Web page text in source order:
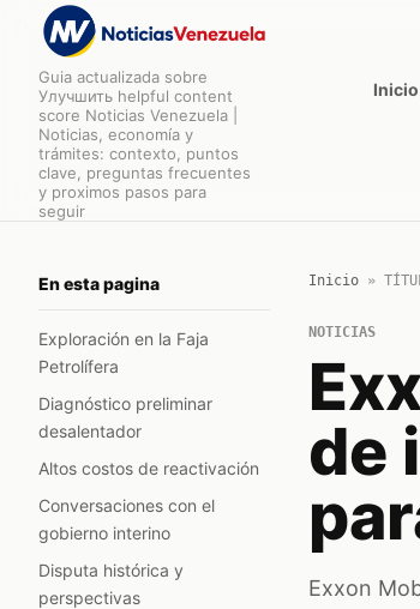
Guia actualizada sobre
Улучшить helpful content
score Noticias Venezuela |
Noticias, economía y
trámites: contexto, puntos
clave, preguntas frecuentes
y proximos pasos para
seguir
Inicio
En esta pagina
Exploración en la Faja
Petrolífera
Diagnóstico preliminar
desalentador
Altos costos de reactivación
Conversaciones con el
gobierno interino
Disputa histórica y
perspectivas
Inicio»
NOTICIAS
de
Exxon